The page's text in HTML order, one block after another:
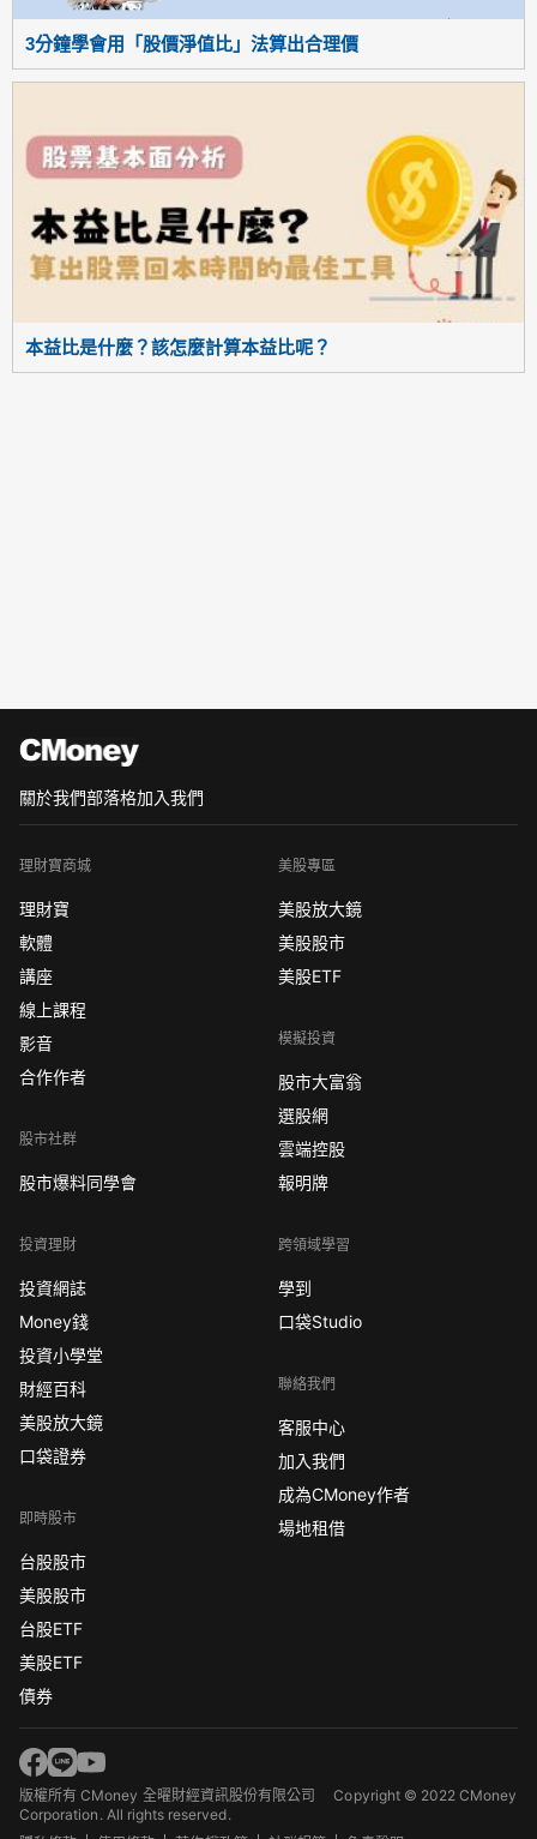
3分鐘學會用「股價淨值比」法算出合理價
本益比是什麼？該怎麼計算本益比呢？
關於我們部落格加入我們
理財寶商城
理財寶
軟體
講座
線上課程
影音
合作作者
股市社群
股市爆料同學會
投資理財
投資網誌
Money錢
投資小學堂
財經百科
美股放大鏡
口袋證券
即時股市
台股股市
美股股市
台股ETF
美股ETF
債券
美股專區
美股放大鏡
美股股市
美股ETF
模擬投資
股市大富翁
選股網
雲端控股
報明牌
跨領域學習
學到
口袋Studio
聯絡我們
客服中心
加入我們
成為CMoney作者
場地租借
版權所有 CMoney 全曜財經資訊股份有限公司Copyright © 2022 CMoney
Corporation. All rights reserved.